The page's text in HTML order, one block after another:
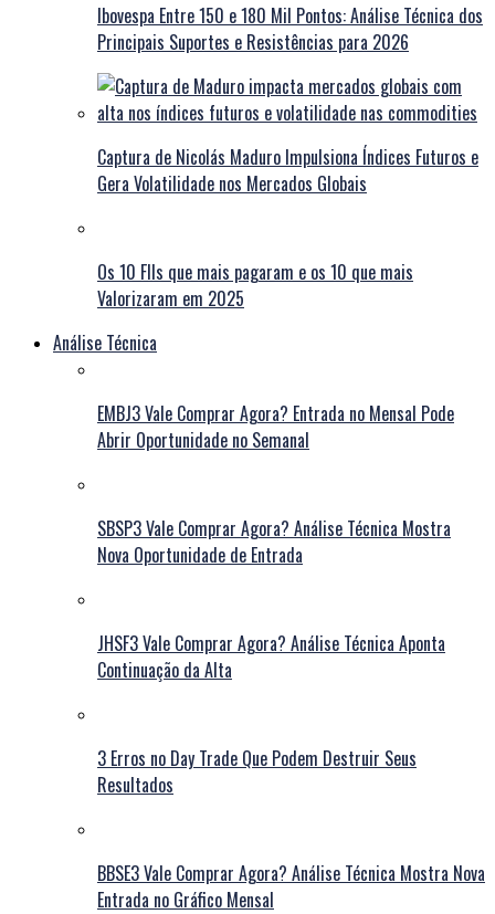
Ibovespa Entre 150 e 180 Mil Pontos: Análise Técnica dos
Principais Suportes e Resistências para 2026
Captura de Nicolás Maduro Impulsiona Índices Futuros e
Gera Volatilidade nos Mercados Globais
Os 10 FIIs que mais pagaram e os 10 que mais
Valorizaram em 2025
Análise Técnica
EMBJ3 Vale Comprar Agora? Entrada no Mensal Pode
Abrir Oportunidade no Semanal
SBSP3 Vale Comprar Agora? Análise Técnica Mostra
Nova Oportunidade de Entrada
JHSF3 Vale Comprar Agora? Análise Técnica Aponta
Continuação da Alta
3 Erros no Day Trade Que Podem Destruir Seus
Resultados
BBSE3 Vale Comprar Agora? Análise Técnica Mostra Nova
Entrada no Gráfico Mensal